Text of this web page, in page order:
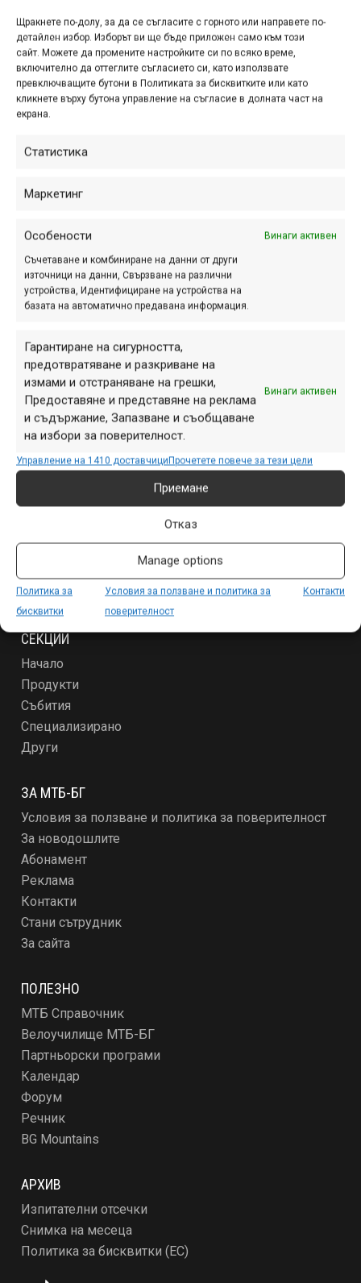
Щракнете по-долу, за да се съгласите с горното или направете по-
детайлен избор. Изборът ви ще бъде приложен само към този
сайт. Можете да промените настройките си по всяко време,
включително да оттеглите съгласието си, като използвате
превключващите бутони в Политиката за бисквитките или като
кликнете върху бутона управление на съгласие в долната част на
екрана.
Статистика
Маркетинг
Особености Винаги активен
Съчетаване и комбиниране на данни от други
източници на данни, Свързване на различни
устройства, Идентифициране на устройства на
базата на автоматично предавана информация.
Гарантиране на сигурността,
предотвратяване и разкриване на
измами и отстраняване на грешки,
Предоставяне и представяне на реклама
и съдържание, Запазване и съобщаване
на избори за поверителност.
Винаги активен
Управление на 1410 доставчициПрочетете повече за тези цели
Приемане
Отказ
Manage options
Политика за
бисквитки
Условия за ползване и политика за
поверителност
Контакти
Децата бяха изключително развълнувани и се виждаше
искрена радост в очите им, когато се докоснаха до
новите колела. Благодарим ви още веднъж, че
проявихте човечност и ни се доверихте!
С голямо Уважение,
Екипът на „Искам Колело“
Етикети:благотворителност,дарение,
кампания
Навигация
Предишна
ПАРТНЬОРИ
СЕКЦИИ
Начало
Продукти
Събития
Специализирано
Други
ЗА МТБ-БГ
Условия за ползване и политика за поверителност
За новодошлите
Абонамент
Реклама
Контакти
Стани сътрудник
За сайта
ПОЛЕЗНО
МТБ Справочник
Велоучилище МТБ-БГ
Партньорски програми
Календар
Форум
Речник
BG Mountains
АРХИВ
Изпитателни отсечки
Снимка на месеца
Политика за бисквитки (ЕС)